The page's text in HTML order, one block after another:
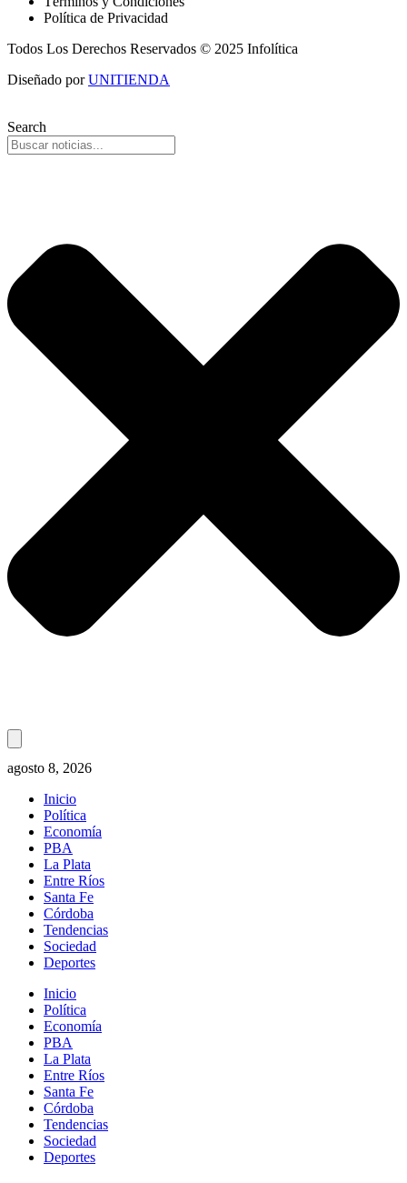
Política de Privacidad
Todos Los Derechos Reservados © 2025 Infolítica
Diseñado porUNITIENDA
Search
agosto 8, 2026
Inicio
Política
Economía
PBA
La Plata
Entre Ríos
Santa Fe
Córdoba
Tendencias
Sociedad
Deportes
Inicio
Política
Economía
PBA
La Plata
Entre Ríos
Santa Fe
Córdoba
Tendencias
Sociedad
Deportes